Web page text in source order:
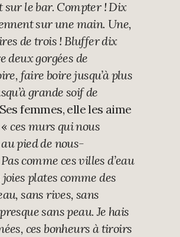
sur le bar. Compter ! Dix
sur une main. Une,
de trois ! Bluffer dix
deux gorgées de
faire boire jusqu’à plus
grande soif de
femmes, elle les aime
«ces murs qui nous
pied de nous-
comme ces villes d’eau
joies plates comme des
sans rives, sans
sans peau. Je hais
ces bonheurs à tiroirs